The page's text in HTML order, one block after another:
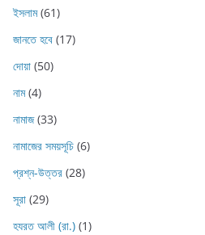
ইসলাম(61)
জানতে হবে (17)
দোয়া (50)
নাম(4)
নামাজ(33)
নামাজের সময়সূচি (6)
প্রশ্ন-উত্তর (28)
সূরা (29)
হযরত আলী (রা.) (1)